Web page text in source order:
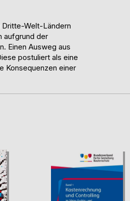
Welt-Ländern
aufgrund der
Einen Ausweg aus
postuliert als eine
Konsequenzen einer